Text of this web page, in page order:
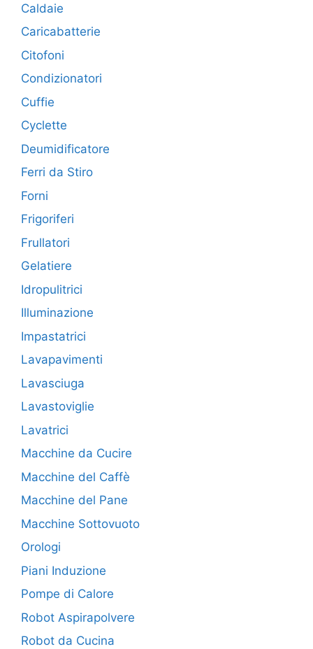
Caldaie
Caricabatterie
Citofoni
Condizionatori
Cuffie
Cyclette
Deumidificatore
Ferri da Stiro
Forni
Frigoriferi
Frullatori
Gelatiere
Idropulitrici
Illuminazione
Impastatrici
Lavapavimenti
Lavasciuga
Lavastoviglie
Lavatrici
Macchine da Cucire
Macchine del Caffè
Macchine del Pane
Macchine Sottovuoto
Orologi
Piani Induzione
Pompe di Calore
Robot Aspirapolvere
Robot da Cucina